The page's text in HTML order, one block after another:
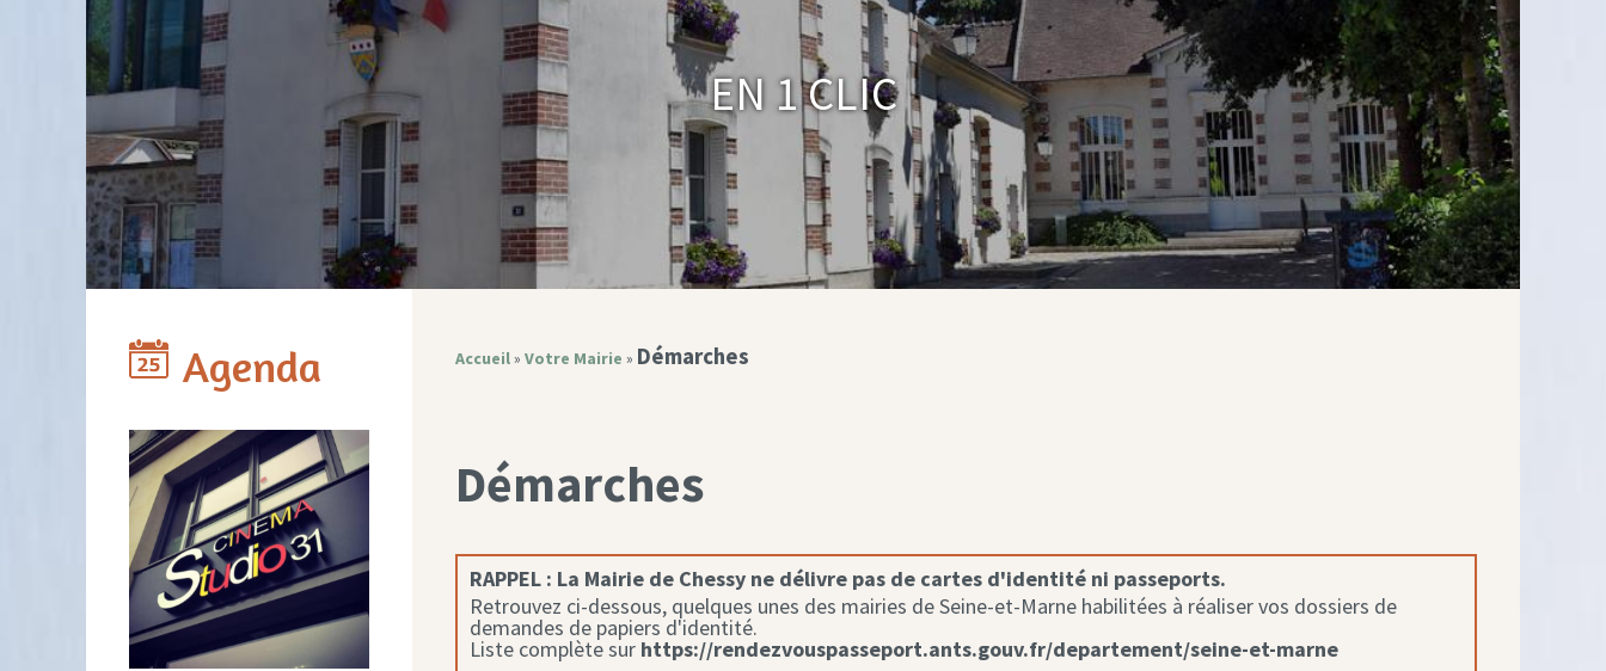
En 1 clic
Agenda Accueil» Votre Mairie » Démarches
Démarches
RAPPEL : La Mairie de Chessy ne délivre pas de cartes d'identité ni passeports.
Retrouvez ci-dessous, quelques unes des mairies de Seine-et-Marne habilitées à réaliser vos dossiers de
demandes de papiers d'identité.
Liste complète sur https://rendezvouspasseport.ants.gouv.fr/departement/seine-et-marne